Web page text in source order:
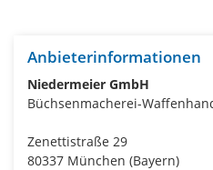
Anbieterinformationen
Niedermeier GmbH
Büchsenmacherei-
Zenettistraße 29
80337 München (Bayern)